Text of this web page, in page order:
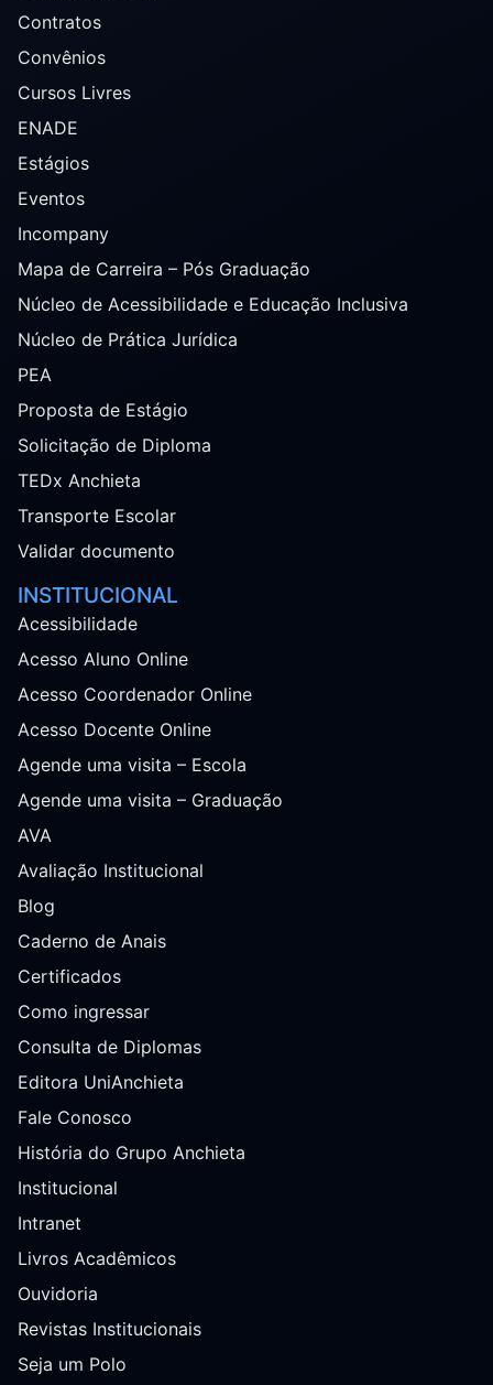
Contratos
Convênios
Cursos Livres
ENADE
Estágios
Eventos
Incompany
Mapa de Carreira – Pós Graduação
Núcleo de Acessibilidade e Educação Inclusiva
Núcleo de Prática Jurídica
PEA
Proposta de Estágio
Solicitação de Diploma
TEDx Anchieta
Transporte Escolar
Validar documento
INSTITUCIONAL
Acessibilidade
Acesso Aluno Online
Acesso Coordenador Online
Acesso Docente Online
Agende uma visita – Escola
Agende uma visita – Graduação
AVA
Avaliação Institucional
Blog
Caderno de Anais
Certificados
Como ingressar
Consulta de Diplomas
Editora UniAnchieta
Fale Conosco
História do Grupo Anchieta
Institucional
Intranet
Livros Acadêmicos
Ouvidoria
Revistas Institucionais
Seja um Polo